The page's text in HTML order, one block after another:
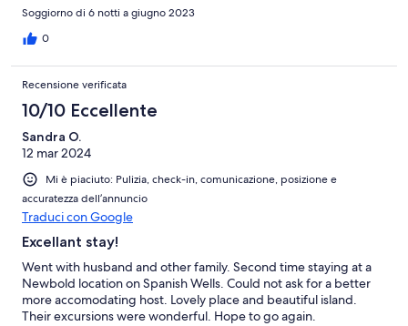
Soggiorno di 6 notti a giugno 2023
0
Recensione verificata
10/10 Eccellente
Sandra O.
12 mar 2024
Mi è piaciuto: Pulizia, check-in, comunicazione, posizione e
accuratezza dell’annuncio
Traduci con Google
Excellant stay!
Went with husband and other family. Second time staying at a
Newbold location on Spanish Wells. Could not ask for a better
more accomodating host. Lovely place and beautiful island.
Their excursions were wonderful. Hope to go again.